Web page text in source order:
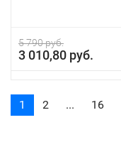
5 790 руб.
3 010,80 руб.
1 2 ... 16